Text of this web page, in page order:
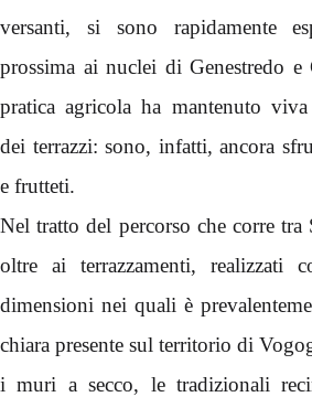
versanti, si sono rapidamente
prossima ai nuclei di Genestredo
pratica agricola ha mantenuto
dei terrazzi: sono, infatti, ancora
e frutteti.
Nel tratto del percorso che corre
oltre ai terrazzamenti, realizzati
dimensioni nei quali è
chiara presente sul territorio di
i muri a secco, le tradizionali